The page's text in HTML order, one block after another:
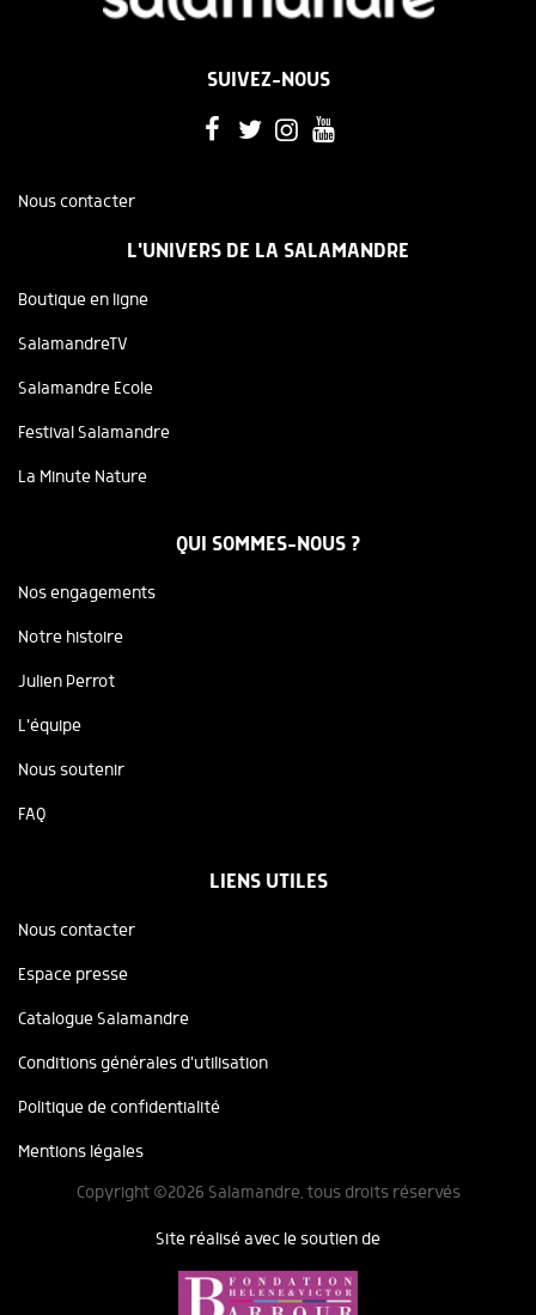
SUIVEZ-NOUS
Nous contacter
L'UNIVERS DE LA SALAMANDRE
Boutique en ligne
SalamandreTV
Salamandre Ecole
Festival Salamandre
La Minute Nature
QUI SOMMES-NOUS ?
Nos engagements
Notre histoire
Julien Perrot
L'équipe
Nous soutenir
FAQ
LIENS UTILES
Nous contacter
Espace presse
Catalogue Salamandre
Conditions générales d'utilisation
Politique de confidentialité
Mentions légales
Copyright ©2026 Salamandre, tous droits réservés
Site réalisé avec le soutien de